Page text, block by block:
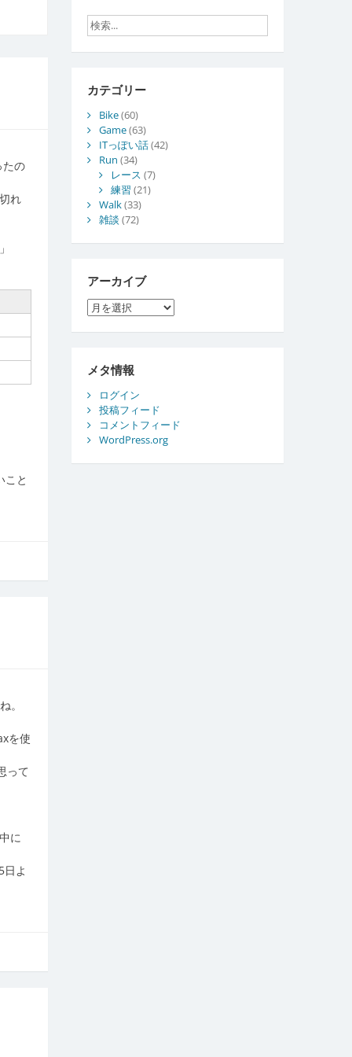
たの
れ
こと
。
を使
って
に
よ
カテゴリー
Bike(60)
Game(63)
ITっぽい話(42)
Run (34)
レース (7)
練習 (21)
Walk(33)
雑談 (72)
アーカイブ
ア
ー
カ
ブ
メタ情報
ログイン
投稿フィード
コメントフィード
WordPress.org